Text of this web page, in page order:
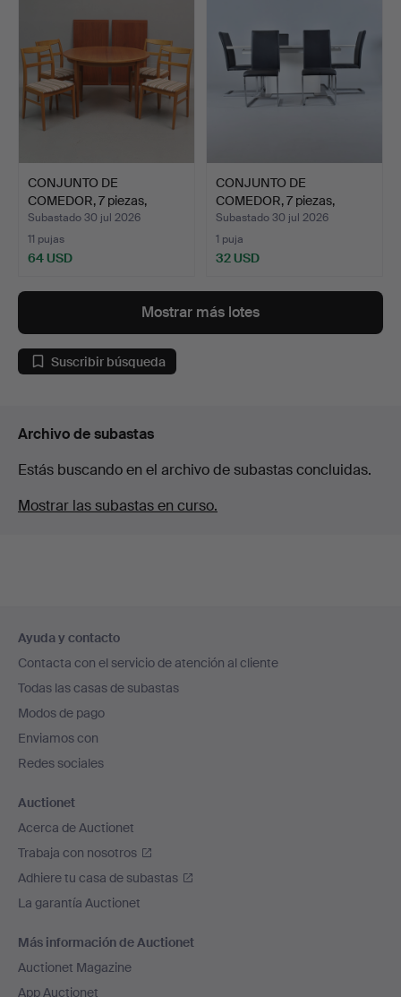
CONJUNTO DE
COMEDOR, 7 piezas,
madera, seg…
Subastado 30 jul 2026
11 pujas
64 USD
CONJUNTO DE
COMEDOR, 7 piezas,
contemporán…
Subastado 30 jul 2026
1 puja
32 USD
Mostrar más lotes
Suscribir búsqueda
Archivo de subastas
Estás buscando en el archivo de subastas concluidas.
Mostrar las subastas en curso.
en
el
pie
de
página
Ayuda y contacto
Contacta con el servicio de atención al cliente
Todas las casas de subastas
Modos de pago
Enviamos con
Redes sociales
Auctionet
Acerca de Auctionet
Trabaja con nosotros
Adhiere tu casa de subastas
La garantía Auctionet
Más información de Auctionet
Auctionet Magazine
App Auctionet